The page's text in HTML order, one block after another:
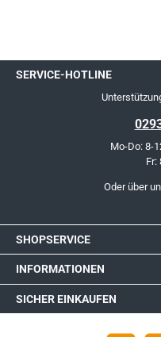
SERVICE-HOTLINE
Mo-Do: 8-
Fr:
Oder über
SHOPSERVICE
INFORMATIONEN
SICHER EINKAUFEN